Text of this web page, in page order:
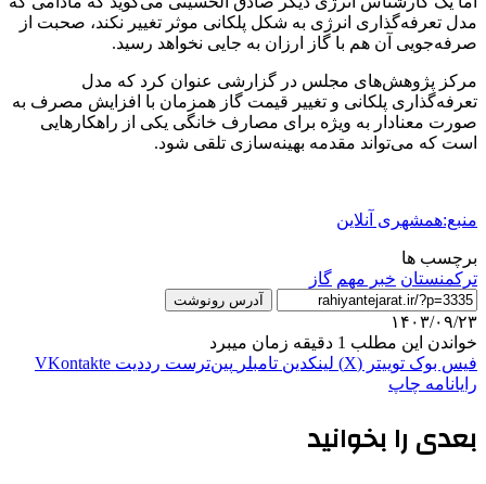
مدل تعرفه‌گذاری انرژی به شکل پلکانی موثر تغییر نکند، صحبت از
صرفه‌جویی آن هم با گاز ارزان به جایی نخواهد رسید.
مرکز پژوهش‌های مجلس در گزارشی عنوان کرد که مدل
تعرفه‌گذاری پلکانی و تغییر قیمت گاز همزمان با افزایش مصرف به
صورت معنادار به ویژه برای مصارف خانگی یکی از راهکارهایی
است که می‌تواند مقدمه بهینه‌سازی تلقی شود.
منبع:همشهری آنلاین
برچسب ها
ترکمنستان خبر مهم گاز
آدرس رونوشت
۱۴۰۳/۰۹/۲۳
خواندن این مطلب 1 دقیقه زمان میبرد
فیس بوک توییتر (X) لینکدین ‫تامبلر ‫پین‌ترست ‫رددیت ‫VKontakte
رایانامه چاپ
بعدی را بخوانید